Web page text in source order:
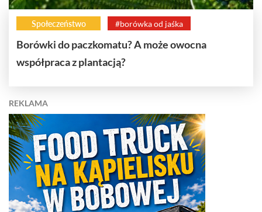
Społeczeństwo #borówka od jaśka
Borówki do paczkomatu? A może owocna
współpraca z plantacją?
REKLAMA